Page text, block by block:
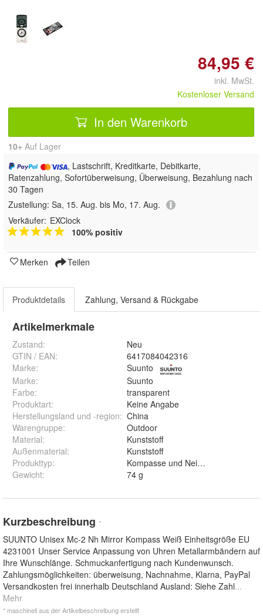
84,95 €
inkl. MwSt.
Kostenloser Versand
In den Warenkorb
10+ Auf Lager
, Lastschrift, Kreditkarte, Debitkarte,
Ratenzahlung, Sofortüberweisung, Überweisung, Bezahlung nach
30 Tagen
Zustellung: Sa, 15. Aug. bis Mo, 17. Aug.
Verkäufer: EXClock
100% positiv
Merken Teilen
Produktdetails Zahlung, Versand & Rückgabe
Artikelmerkmale
Zustand:
Neu
GTIN / EAN:
6417084042316
Marke:
Suunto
Marke:
Suunto
Farbe:
transparent
Produktart:
Keine Angabe
Herstellungsland und -region: China
Warengruppe:
Outdoor
Material:
Kunststoff
Außenmaterial:
Kunststoff
Produkttyp:
Kompasse und Neigungsmesser
Gewicht: 74 g
Kurzbeschreibung *
SUUNTO Unisex Mc-2 Nh Mirror Kompass Weiß Einheitsgröße EU
4231001 Unser Service Anpassung von Uhren Metallarmbändern auf
Ihre Wunschlänge. Schmuckanfertigung nach Kundenwunsch.
Zahlungsmöglichkeiten: überweisung, Nachnahme, Klarna, PayPal
Versandkosten frei innerhalb Deutschland Ausland: Siehe Zahl...
Mehr
* maschinell aus der Artikelbeschreibung erstellt